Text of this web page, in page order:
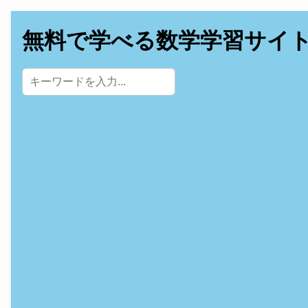
無料で学べる数学学習サイ
サイト内検索